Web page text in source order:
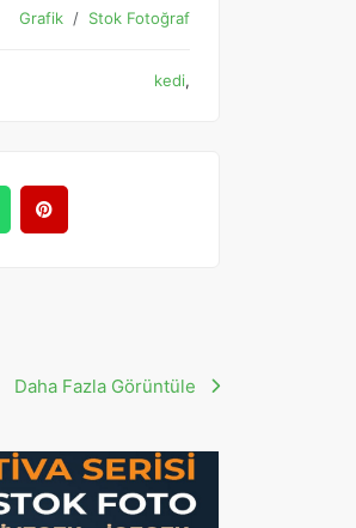
Grafik Stok Fotoğraf
kedi,
Daha Fazla Görüntüle